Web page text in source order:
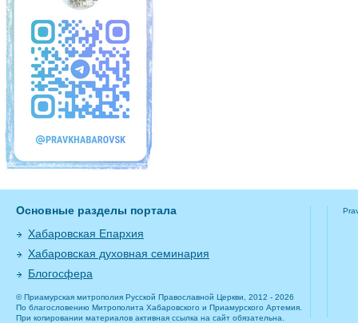
Основные разделы портала
Хабаровская Епархия
Хабаровская духовная семинария
Блогосфера
© Приамурская митрополия Русской Православной Церкви, 2012 - 2026
По благословению Митрополита Хабаровского и Приамурского Артемия.
При копировании материалов активная ссылка на сайт обязательна.